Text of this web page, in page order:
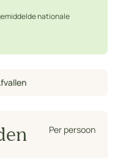
nationale
Per persoon